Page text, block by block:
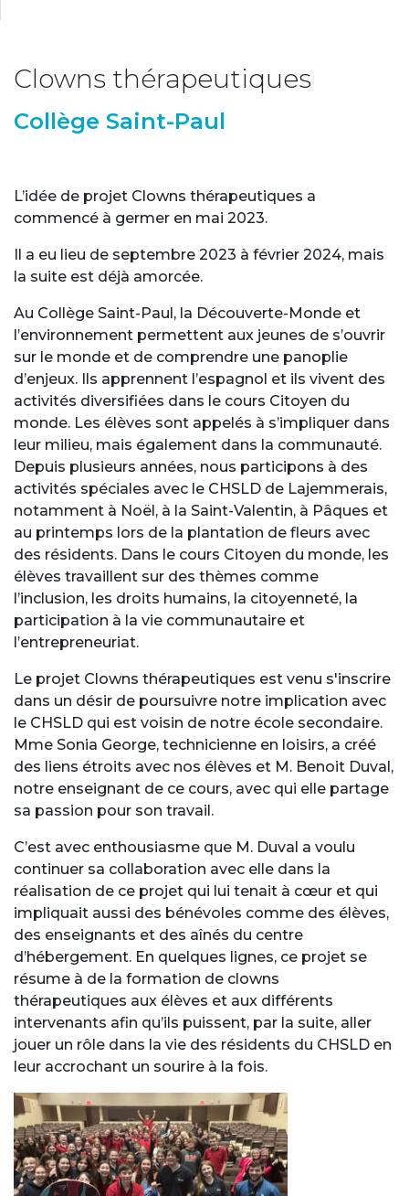
Clowns thérapeutiques
Collège Saint-Paul
L’idée de projet Clowns thérapeutiques a
commencé à germer en mai 2023.
Il a eu lieu de septembre 2023 à février 2024, mais
la suite est déjà amorcée.
Au Collège Saint-Paul, la Découverte-Monde et
l’environnement permettent aux jeunes de s’ouvrir
sur le monde et de comprendre une panoplie
d’enjeux. Ils apprennent l’espagnol et ils vivent des
activités diversifiées dans le cours Citoyen du
monde. Les élèves sont appelés à s’impliquer dans
leur milieu, mais également dans la communauté.
Depuis plusieurs années, nous participons à des
activités spéciales avec le CHSLD de Lajemmerais,
notamment à Noël, à la Saint-Valentin, à Pâques et
au printemps lors de la plantation de fleurs avec
des résidents. Dans le cours Citoyen du monde, les
élèves travaillent sur des thèmes comme
l’inclusion, les droits humains, la citoyenneté, la
participation à la vie communautaire et
l’entrepreneuriat.
Le projet Clowns thérapeutiques est venu s'inscrire
dans un désir de poursuivre notre implication avec
le CHSLD qui est voisin de notre école secondaire.
Mme Sonia George, technicienne en loisirs, a créé
des liens étroits avec nos élèves et M. Benoit Duval,
notre enseignant de ce cours, avec qui elle partage
sa passion pour son travail.
C’est avec enthousiasme que M. Duval a voulu
continuer sa collaboration avec elle dans la
réalisation de ce projet qui lui tenait à cœur et qui
impliquait aussi des bénévoles comme des élèves,
des enseignants et des aînés du centre
d’hébergement. En quelques lignes, ce projet se
résume à de la formation de clowns
thérapeutiques aux élèves et aux différents
intervenants afin qu’ils puissent, par la suite, aller
jouer un rôle dans la vie des résidents du CHSLD en
leur accrochant un sourire à la fois.